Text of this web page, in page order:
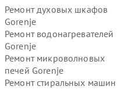
Ремонт духовых шкафов
Gorenje
Ремонт водонагревателей
Gorenje
Ремонт микроволновых
печей Gorenje
Ремонт стиральных машин